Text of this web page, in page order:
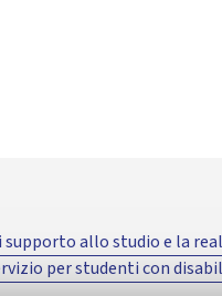
allo studio e la
per studenti con